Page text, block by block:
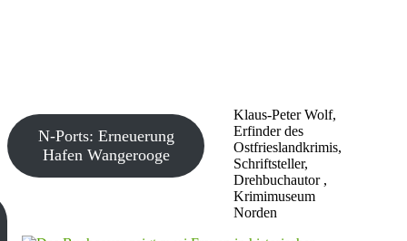
Klaus-Peter Wolf,
Erfinder des
Ostfrieslandkrimis,
Schriftsteller,
Drehbuchautor ,
Krimimuseum
Norden
N-Ports: Erneuerung
Hafen Wangerooge